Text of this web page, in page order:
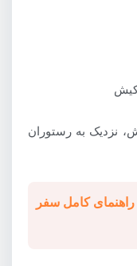
کیش
نزدیک به رستوران
راهنمای کامل سفر